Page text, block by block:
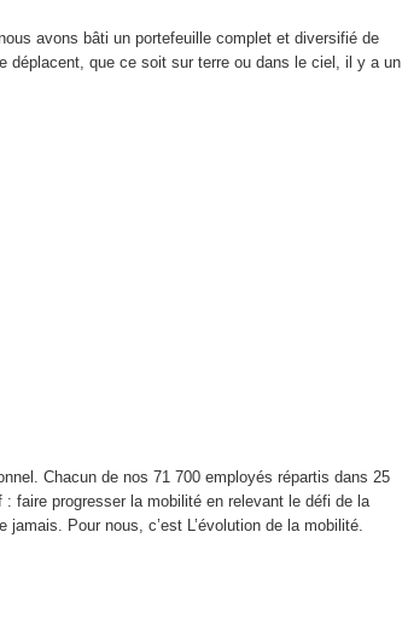
avons bâti un portefeuille complet et diversifié de
déplacent, que ce soit sur terre ou dans le ciel, il y a un
Chacun de nos 71 700 employés répartis dans 25
faire progresser la mobilité en relevant le défi de la
Pour nous, c’est L’évolution de la mobilité.